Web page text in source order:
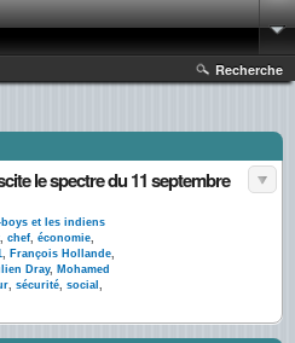
Recherche
le spectre du 11 septembre
boys et les indiens
, chef, économie,
, François Hollande,
Dray, Mohamed
, sécurité, social ,